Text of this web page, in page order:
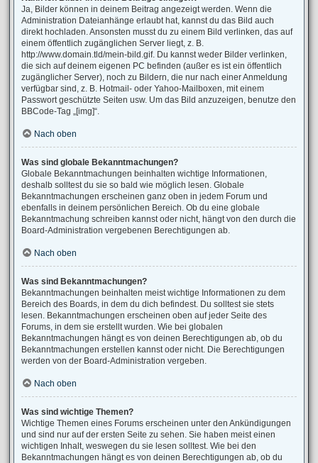
Ja, Bilder können in deinem Beitrag angezeigt werden. Wenn die
Administration Dateianhänge erlaubt hat, kannst du das Bild auch
direkt hochladen. Ansonsten musst du zu einem Bild verlinken, das auf
einem öffentlich zugänglichen Server liegt, z. B.
http://www.domain.tld/mein-bild.gif. Du kannst weder Bilder verlinken,
die sich auf deinem eigenen PC befinden (außer es ist ein öffentlich
zugänglicher Server), noch zu Bildern, die nur nach einer Anmeldung
verfügbar sind, z. B. Hotmail- oder Yahoo-Mailboxen, mit einem
Passwort geschützte Seiten usw. Um das Bild anzuzeigen, benutze den
BBCode-Tag „[img]“.
Nach oben
Was sind globale Bekanntmachungen?
Globale Bekanntmachungen beinhalten wichtige Informationen,
deshalb solltest du sie so bald wie möglich lesen. Globale
Bekanntmachungen erscheinen ganz oben in jedem Forum und
ebenfalls in deinem persönlichen Bereich. Ob du eine globale
Bekanntmachung schreiben kannst oder nicht, hängt von den durch die
Board-Administration vergebenen Berechtigungen ab.
Nach oben
Was sind Bekanntmachungen?
Bekanntmachungen beinhalten meist wichtige Informationen zu dem
Bereich des Boards, in dem du dich befindest. Du solltest sie stets
lesen. Bekanntmachungen erscheinen oben auf jeder Seite des
Forums, in dem sie erstellt wurden. Wie bei globalen
Bekanntmachungen hängt es von deinen Berechtigungen ab, ob du
Bekanntmachungen erstellen kannst oder nicht. Die Berechtigungen
werden von der Board-Administration vergeben.
Nach oben
Was sind wichtige Themen?
Wichtige Themen eines Forums erscheinen unter den Ankündigungen
und sind nur auf der ersten Seite zu sehen. Sie haben meist einen
wichtigen Inhalt, weswegen du sie lesen solltest. Wie bei den
Bekanntmachungen hängt es von deinen Berechtigungen ab, ob du